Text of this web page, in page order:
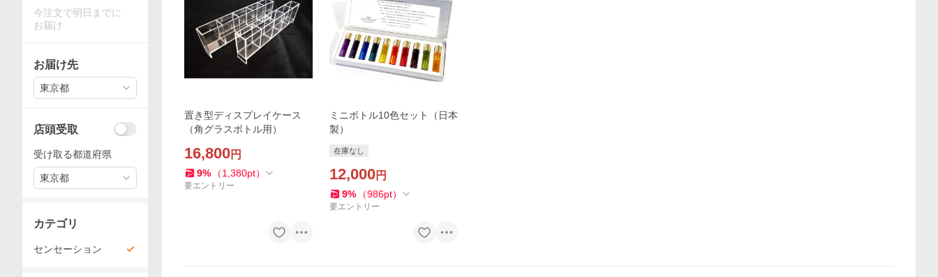
置き型ディスプレイケース
（角グラスボトル用）
16,800円
9% （1,380pt）
要エントリー
ミニボトル10色セット（日本
製）
在庫なし
12,000円
9% （986pt）
要エントリー
今注文で明日までに
お届け
お届け先
東京都
店頭受取
受け取る都道府県
東京都
カテゴリ
センセーション